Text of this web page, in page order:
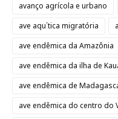
avanço agrícola e urbano
ave aqu´tica migratória
ave endêmica da Amazônia
ave endêmica da ilha de
ave endêmica de
ave endêmica do centro do